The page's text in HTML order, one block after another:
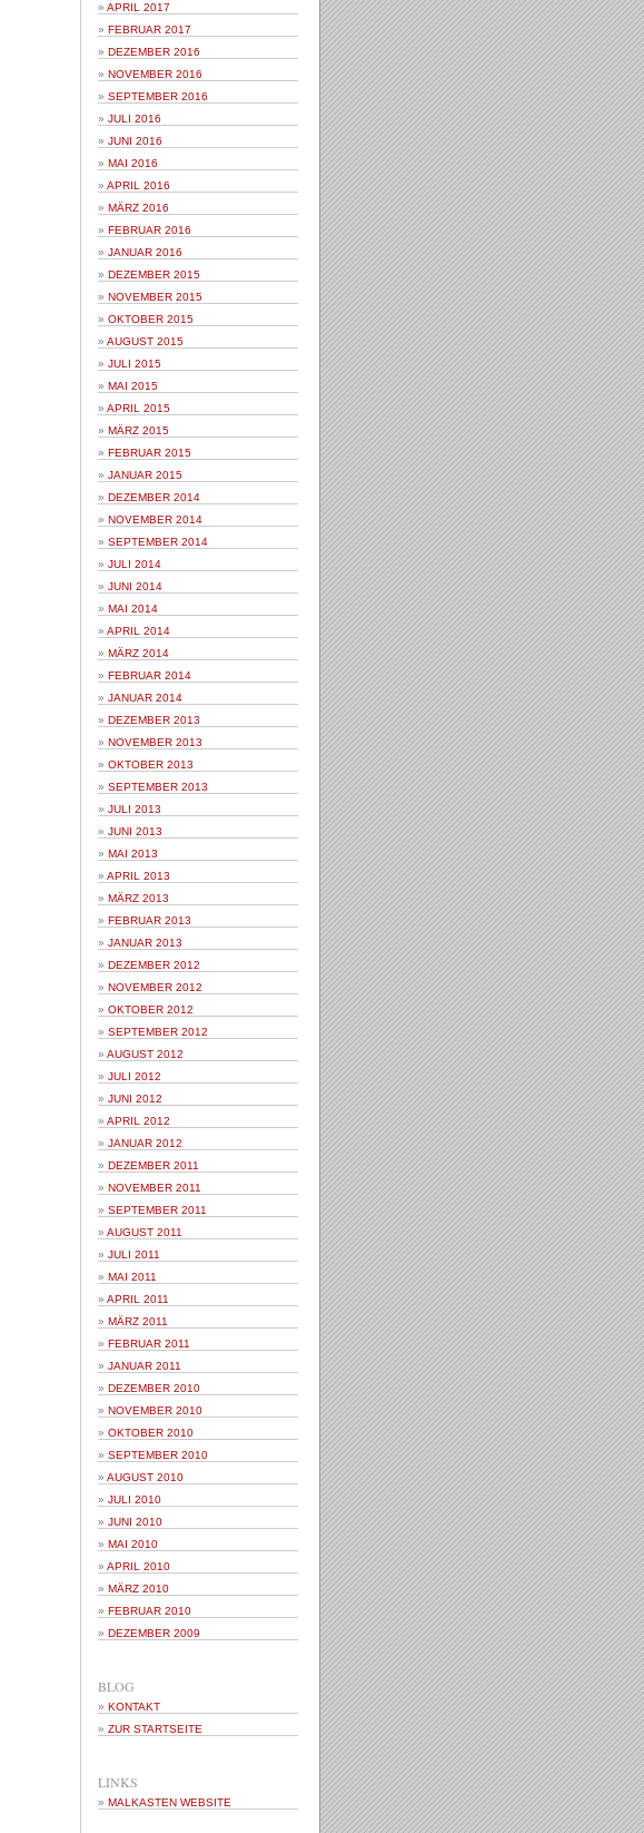
APRIL 2017
FEBRUAR 2017
DEZEMBER 2016
NOVEMBER 2016
SEPTEMBER 2016
JULI 2016
JUNI 2016
MAI 2016
APRIL 2016
MÄRZ 2016
FEBRUAR 2016
JANUAR 2016
DEZEMBER 2015
NOVEMBER 2015
OKTOBER 2015
AUGUST 2015
JULI 2015
MAI 2015
APRIL 2015
MÄRZ 2015
FEBRUAR 2015
JANUAR 2015
DEZEMBER 2014
NOVEMBER 2014
SEPTEMBER 2014
JULI 2014
JUNI 2014
MAI 2014
APRIL 2014
MÄRZ 2014
FEBRUAR 2014
JANUAR 2014
DEZEMBER 2013
NOVEMBER 2013
OKTOBER 2013
SEPTEMBER 2013
JULI 2013
JUNI 2013
MAI 2013
APRIL 2013
MÄRZ 2013
FEBRUAR 2013
JANUAR 2013
DEZEMBER 2012
NOVEMBER 2012
OKTOBER 2012
SEPTEMBER 2012
AUGUST 2012
JULI 2012
JUNI 2012
APRIL 2012
JANUAR 2012
DEZEMBER 2011
NOVEMBER 2011
SEPTEMBER 2011
AUGUST 2011
JULI 2011
MAI 2011
APRIL 2011
MÄRZ 2011
FEBRUAR 2011
JANUAR 2011
DEZEMBER 2010
NOVEMBER 2010
OKTOBER 2010
SEPTEMBER 2010
AUGUST 2010
JULI 2010
JUNI 2010
MAI 2010
APRIL 2010
MÄRZ 2010
FEBRUAR 2010
DEZEMBER 2009
BLOG
KONTAKT
ZUR STARTSEITE
LINKS
MALKASTEN WEBSITE